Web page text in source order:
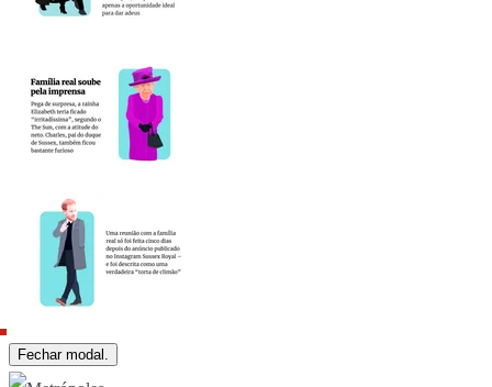
Fechar modal.